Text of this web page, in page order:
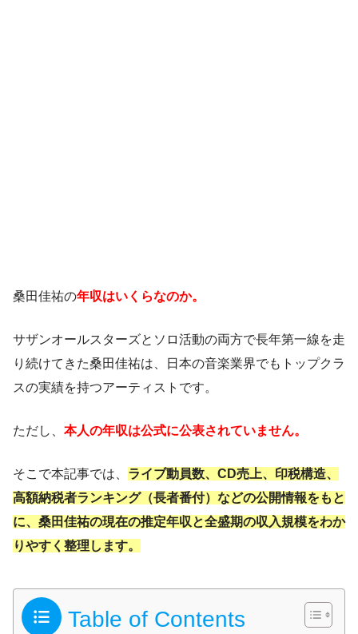
桑田佳祐の年収はいくらなのか。
サザンオールスターズとソロ活動の両方で長年第一線を走
り続けてきた桑田佳祐は、日本の音楽業界でもトップクラ
スの実績を持つアーティストです。
ただし、 本人の年収は公式に公表されていません。
そこで本記事では、 ライブ動員数、CD売上、印税構造、
高額納税者ランキング（長者番付）などの公開情報をもと
に、桑田佳祐の現在の推定年収と全盛期の収入規模をわか
りやすく整理します。
Table of Contents